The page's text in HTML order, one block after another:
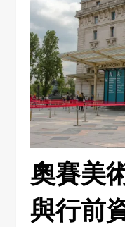
奧賽美
與行前